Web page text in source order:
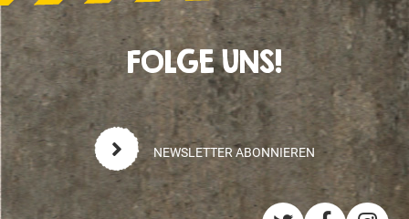
FOLGE UNS!
NEWSLETTER ABONNIEREN